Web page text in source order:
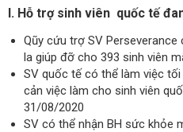
I. Hỗ trợ sinh viên quốc tế
Qũy cứu trợ SV Perseverance
la giúp đỡ cho 393 sinh viên
SV quốc tế có thể làm việc
cản việc làm cho sinh viên
31/08/2020
SV có thể nhận BH sức khỏe